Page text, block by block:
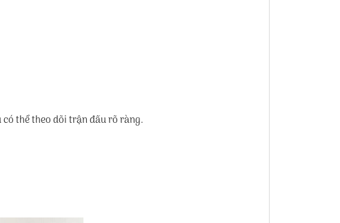
thể theo dõi trận đấu rõ ràng.